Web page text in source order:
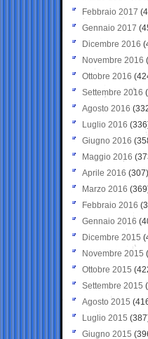
Febbraio 2017
Gennaio 2017
Dicembre 2016
Novembre 2016
Ottobre 2016
Settembre 2016
Agosto 2016
Luglio 2016
Giugno 2016
Maggio 2016
Aprile 2016 (307)
Marzo 2016
Febbraio 2016
Gennaio 2016
Dicembre 2015
Novembre 2015
Ottobre 2015
Settembre 2015
Agosto 2015
Luglio 2015
Giugno 2015